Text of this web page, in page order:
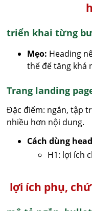
triển khai từng
Mẹo: Heading
thể để tăng khả
Trang landing
Đặc điểm: ngắn, tập
nhiều hơn nội dung.
Cách dùng
H1: lợi ích
lợi ích phụ,